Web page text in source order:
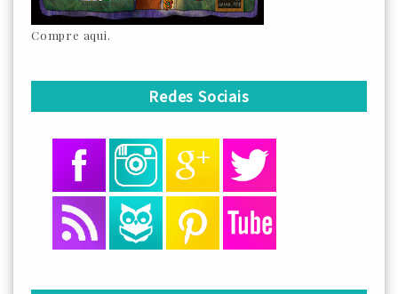
Compre aqui.
Redes Sociais